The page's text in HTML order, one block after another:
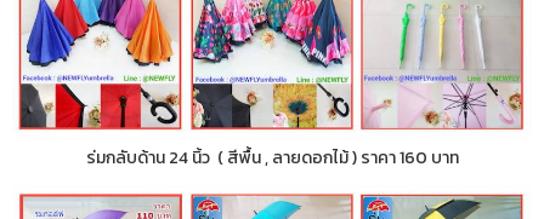
ร่มกลับด้าน 24 นิ้ว ( สีพื้น , ลายดอกไม้ ) ราคา 160 บาท